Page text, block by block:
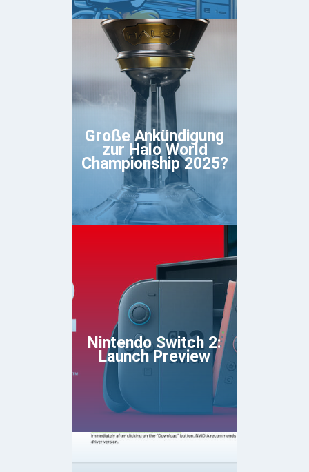
Große Ankündigung
zur Halo World
Championship 2025?
Nintendo Switch 2:
Launch Preview